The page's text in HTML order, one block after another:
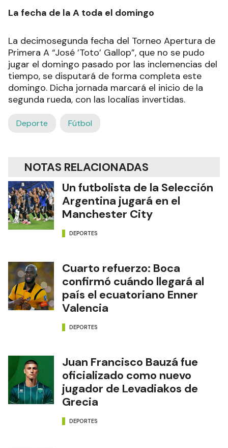
La fecha de la A toda el domingo
La decimosegunda fecha del Torneo Apertura de
Primera A “José ’Toto’ Gallop”, que no se pudo
jugar el domingo pasado por las inclemencias del
tiempo, se disputará de forma completa este
domingo. Dicha jornada marcará el inicio de la
segunda rueda, con las localías invertidas.
Deporte Fútbol
NOTAS RELACIONADAS
Un futbolista de la Selección
Argentina jugará en el
Manchester City
DEPORTES
Cuarto refuerzo: Boca
confirmó cuándo llegará al
país el ecuatoriano Enner
Valencia
DEPORTES
Juan Francisco Bauzá fue
oficializado como nuevo
jugador de Levadiakos de
Grecia
DEPORTES